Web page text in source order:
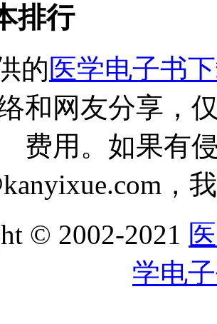
排行
的医学电子书
和网友分享，
费用。如果有
，
© 2002-2021
学电